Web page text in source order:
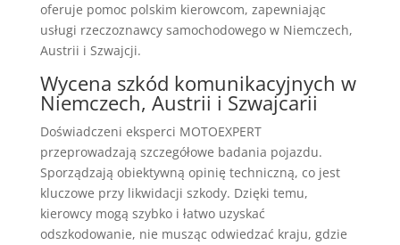
oferuje pomoc polskim kierowcom, zapewniając
usługi rzeczoznawcy samochodowego w Niemczech,
Austrii i Szwajcji.
Wycena szkód komunikacyjnych w
Niemczech, Austrii i Szwajcarii
Doświadczeni eksperci MOTOEXPERT
przeprowadzają szczegółowe badania pojazdu.
Sporządzają obiektywną opinię techniczną, co jest
kluczowe przy likwidacji szkody. Dzięki temu,
kierowcy mogą szybko i łatwo uzyskać
odszkodowanie, nie musząc odwiedzać kraju, gdzie